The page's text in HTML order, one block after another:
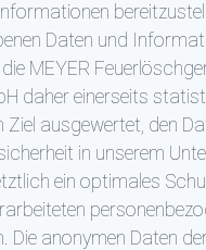
Daten und
MEYER
daher einerseits
Ziel ausgewertet, den
in unserem
ein optimales
Die anonymen Daten